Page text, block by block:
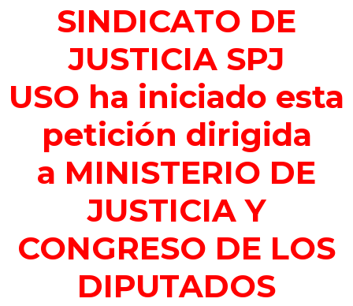
SINDICATO DE
JUSTICIA SPJ
USO ha iniciado esta
petición dirigida
a MINISTERIO DE
JUSTICIA Y
CONGRESO DE LOS
DIPUTADOS